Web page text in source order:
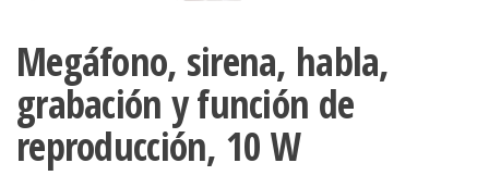
Megáfono, sirena, habla,
grabación y función de
reproducción, 10 W